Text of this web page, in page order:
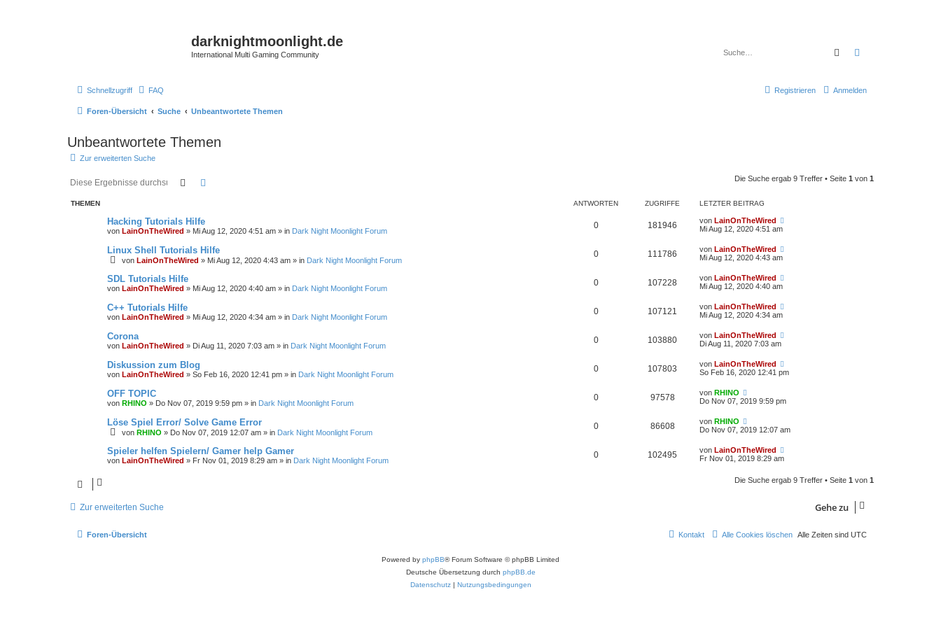
darknightmoonlight.de
International Multi Gaming Community Suche
Schnellzugriff FAQ Anmelden
Registrieren
Foren-Übersicht Suche Unbeantwortete Themen
Unbeantwortete Themen
Zur erweiterten Suche
Suche Die Suche ergab 9 Treffer • Seite 1 von 1
THEMEN ANTWORTEN ZUGRIFFE LETZTER BEITRAG
Hacking Tutorials Hilfe
von LainOnTheWired » Mi Aug 12, 2020 4:51 am » in Dark Night Moonlight Forum
0 181946 von LainOnTheWired
Mi Aug 12, 2020 4:51 am
Linux Shell Tutorials Hilfe
von LainOnTheWired » Mi Aug 12, 2020 4:43 am » in Dark Night Moonlight Forum
0 111786 von LainOnTheWired
Mi Aug 12, 2020 4:43 am
SDL Tutorials Hilfe
von LainOnTheWired » Mi Aug 12, 2020 4:40 am » in Dark Night Moonlight Forum
0 107228 von LainOnTheWired
Mi Aug 12, 2020 4:40 am
C++ Tutorials Hilfe
von LainOnTheWired » Mi Aug 12, 2020 4:34 am » in Dark Night Moonlight Forum
0 107121 von LainOnTheWired
Mi Aug 12, 2020 4:34 am
Corona
von LainOnTheWired » Di Aug 11, 2020 7:03 am » in Dark Night Moonlight Forum
0 103880 von LainOnTheWired
Di Aug 11, 2020 7:03 am
Diskussion zum Blog
von LainOnTheWired » So Feb 16, 2020 12:41 pm » in Dark Night Moonlight Forum
0 107803 von LainOnTheWired
So Feb 16, 2020 12:41 pm
OFF TOPIC
von RHINO » Do Nov 07, 2019 9:59 pm » in Dark Night Moonlight Forum
0 97578 von RHINO
Do Nov 07, 2019 9:59 pm
Löse Spiel Error/ Solve Game Error
von RHINO » Do Nov 07, 2019 12:07 am » in Dark Night Moonlight Forum
0 86608 von RHINO
Do Nov 07, 2019 12:07 am
Spieler helfen Spielern/ Gamer help Gamer
von LainOnTheWired » Fr Nov 01, 2019 8:29 am » in Dark Night Moonlight Forum
0 102495 von LainOnTheWired
Fr Nov 01, 2019 8:29 am
Die Suche ergab 9 Treffer • Seite 1 von 1
Zur erweiterten Suche Gehe zu
Foren-Übersicht Alle Zeiten sind UTC
Alle Cookies löschen
Kontakt
Powered by phpBB® Forum Software © phpBB Limited
Deutsche Übersetzung durch phpBB.de
Datenschutz| Nutzungsbedingungen